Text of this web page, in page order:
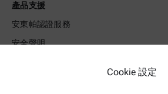
產品支援
安東帕認證服務
安全聲明
Cookie 設定